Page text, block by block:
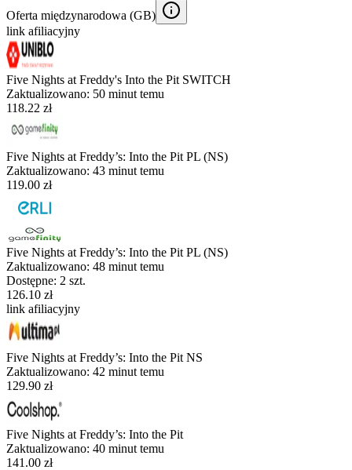
Oferta międzynarodowa (GB)
link afiliacyjny
Five Nights at Freddy's Into the Pit SWITCH
Zaktualizowano: 50 minut temu
118.22 zł
Five Nights at Freddy’s: Into the Pit PL (NS)
Zaktualizowano: 43 minut temu
119.00 zł
Five Nights at Freddy’s: Into the Pit PL (NS)
Zaktualizowano: 48 minut temu
Dostępne: 2 szt.
126.10 zł
link afiliacyjny
Five Nights at Freddy’s: Into the Pit NS
Zaktualizowano: 42 minut temu
129.90 zł
Five Nights at Freddy’s: Into the Pit
Zaktualizowano: 40 minut temu
141.00 zł